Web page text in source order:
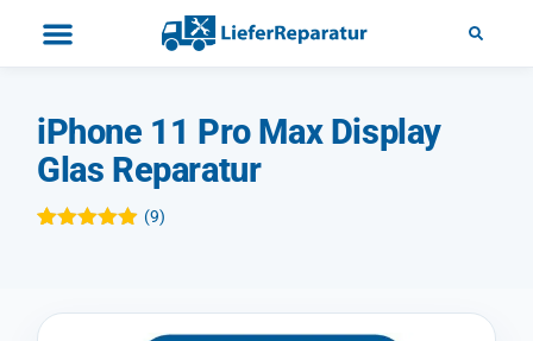
iPhone 11 Pro Max Display
Glas Reparatur
auf
(9)